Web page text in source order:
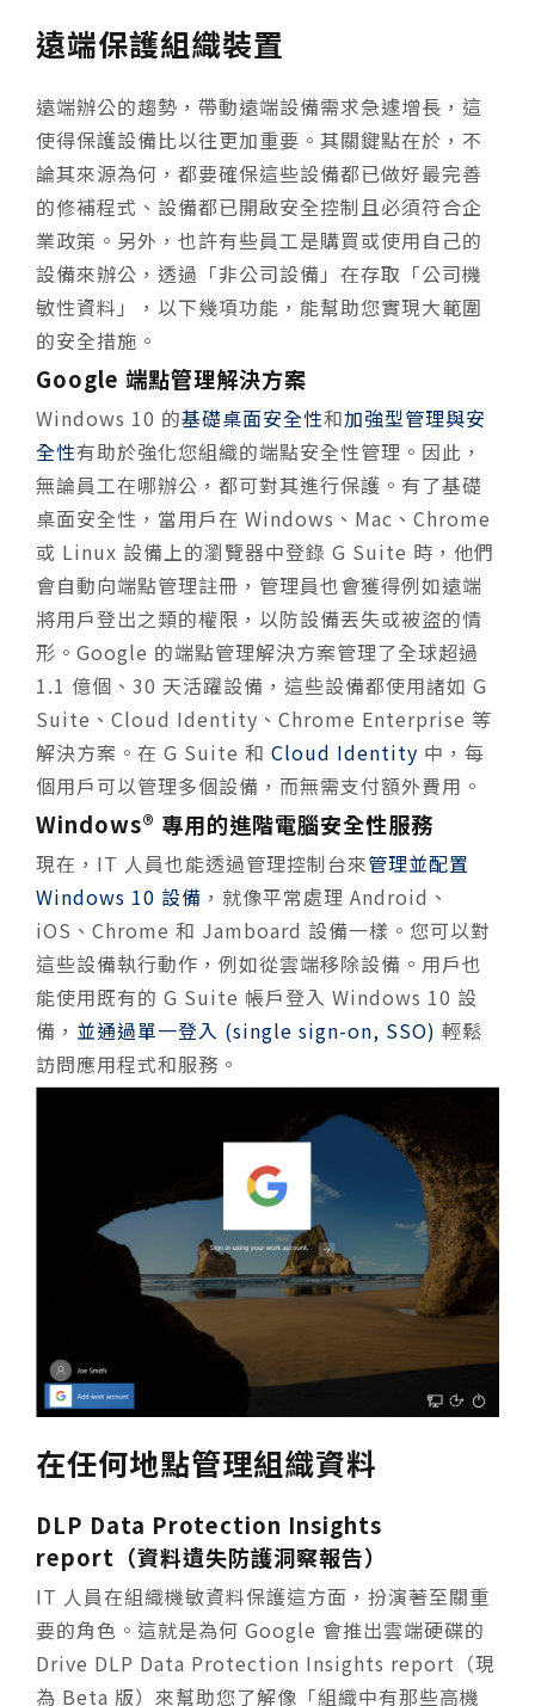
遠端保護組織裝置
遠端辦公的趨勢，帶動遠端設備需求急遽增長，這
使得保護設備比以往更加重要。其關鍵點在於，不
論其來源為何，都要確保這些設備都已做好最完善
的修補程式、設備都已開啟安全控制且必須符合企
業政策。另外，也許有些員工是購買或使用自己的
設備來辦公，透過「非公司設備」在存取「公司機
敏性資料」，以下幾項功能，能幫助您實現大範圍
的安全措施。
Google 端點管理解決方案
Windows 10 的基礎桌面安全性和加強型管理與安
全性有助於強化您組織的端點安全性管理。因此，
無論員工在哪辦公，都可對其進行保護。有了基礎
桌面安全性，當用戶在 Windows、Mac、Chrome
或 Linux 設備上的瀏覽器中登錄 G Suite 時，他們
會自動向端點管理註冊，管理員也會獲得例如遠端
將用戶登出之類的權限，以防設備丟失或被盜的情
形。Google 的端點管理解決方案管理了全球超過
1.1 億個、30 天活躍設備，這些設備都使用諸如 G
Suite、Cloud Identity、Chrome Enterprise 等
解決方案。在 G Suite 和 Cloud Identity 中，每
個用戶可以管理多個設備，而無需支付額外費用。
Windows® 專用的進階電腦安全性服務
現在，IT 人員也能透過管理控制台來管理並配置
Windows 10 設備 ，就像平常處理 Android、
iOS、Chrome 和 Jamboard 設備一樣。您可以對
這些設備執行動作，例如從雲端移除設備。用戶也
能使用既有的 G Suite 帳戶登入 Windows 10 設
備， 並通過單一登入 (single sign-on, SSO) 輕鬆
訪問應用程式和服務。
在任何地點管理組織資料
DLP Data Protection Insights
report（資料遺失防護洞察報告）
IT 人員在組織機敏資料保護這方面，扮演著至關重
要的角色。這就是為何 Google 會推出雲端硬碟的
Drive DLP Data Protection Insights report（現
為 Beta 版）來幫助您了解像「組織中有那些高機